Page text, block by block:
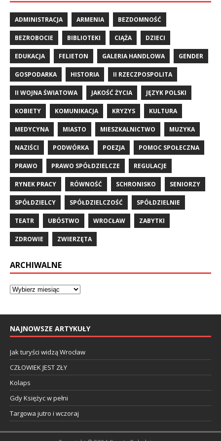
ADMINISTRACJA ARMENIA BEZDOMNOŚĆ
BEZROBOCIE BIBLIOTEKI CIĄŻA DZIECI
EDUKACJA FELIETON GALERIA HANDLOWA GENDER
GOSPODARKA HISTORIA II RZECZPOSPOLITA
II WOJNA ŚWIATOWA JAKOŚĆ ŻYCIA JĘZYK POLSKI
KOBIETY KOMUNIKACJA KRYZYS KULTURA
MEDYCYNA MIASTO MIESZKALNICTWO MUZYKA
NAZIŚCI PODWÓRKA POEZJA POMOC SPOŁECZNA
PRAWO PRAWO SPÓŁDZIELCZE REGULACJE
RYNEK PRACY RÓWNOŚĆ SCHRONISKO SENIORZY
SPÓŁDZIELCY SPÓŁDZIELCZOŚĆ SPÓŁDZIELNIE
TEATR UBÓSTWO WROCŁAW ZABYTKI
ZDROWIE ZWIERZĘTA
ARCHIWALNE
NAJNOWSZE ARTYKUŁY
Jak turyści widzą Wrocław
CZŁOWIEK JEST ZŁY
Kolaps
Gdy Księżyc w pełni
Targowa jutro i wczoraj